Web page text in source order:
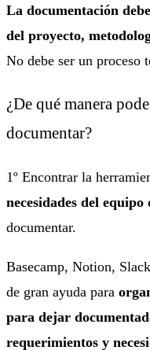
La documentación
del proyecto,
No debe ser un proceso
¿De qué manera
documentar?
1º Encontrar la
necesidades del
documentar.
Basecamp, Notion,
de gran ayuda para
para dejar
requerimientos y